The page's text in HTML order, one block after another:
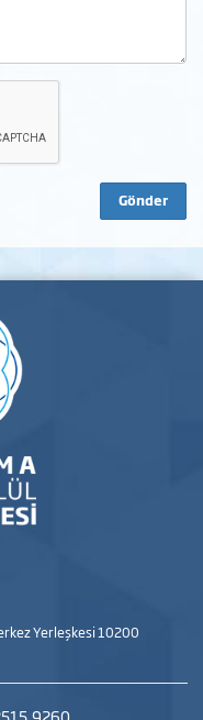
Yerleşkesi 10200